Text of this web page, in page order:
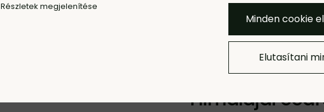
Himalájai
Részletek megjelenítése
Minden cookie
Elutasítani